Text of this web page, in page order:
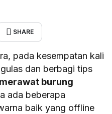
SHARE
pada kesempatan kali
dan berbagi tips
burung
ada beberapa
baik yang offline